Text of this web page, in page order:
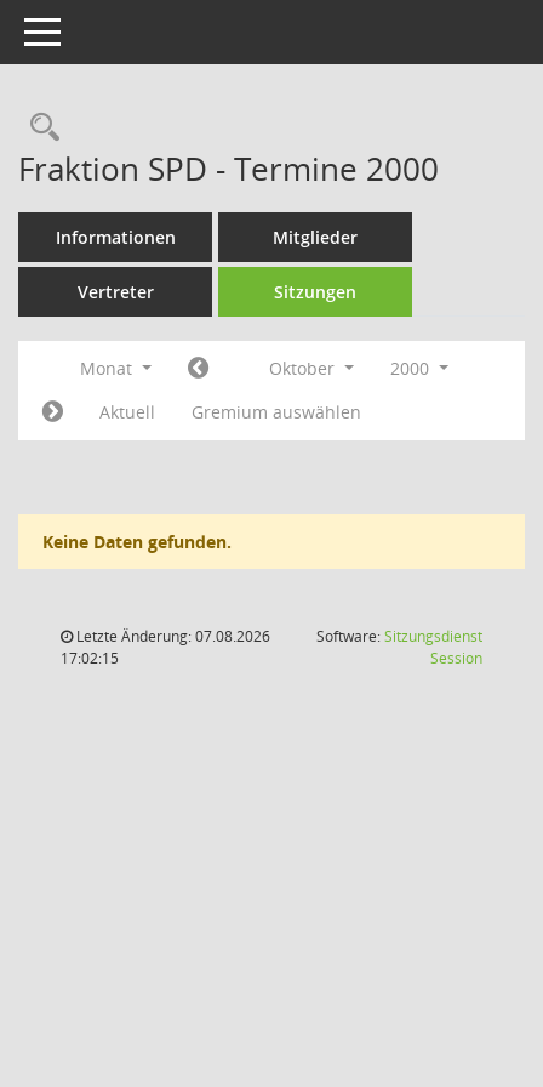
Toggle navigation
Rechercheauswahl
Fraktion SPD - Termine 2000
Informationen Mitglieder
Vertreter Sitzungen
Monat Oktober
2000
Aktuell
Gremium auswählen
Keine Daten gefunden.
Letzte Änderung: 07.08.2026
17:02:15
Software:Sitzungsdienst
Session(Wird in